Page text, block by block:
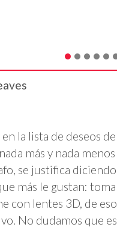
la lista de deseos
más y nada
se justifica
más le gustan:
con lentes 3D, de
No dudamos que